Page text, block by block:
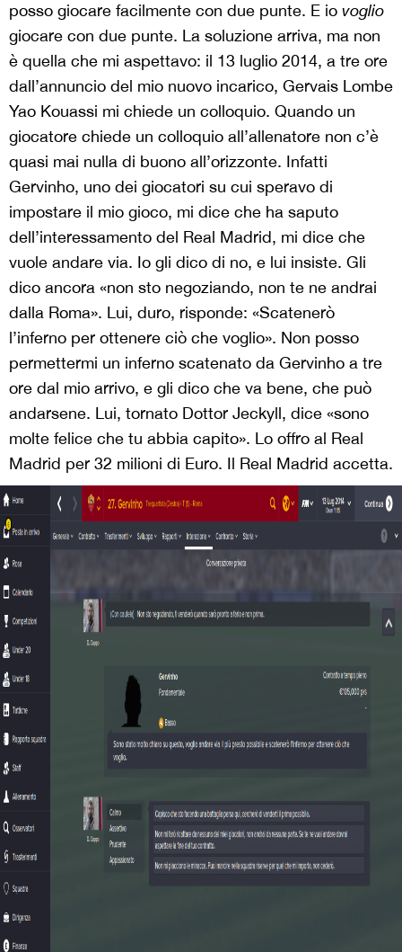
posso giocare facilmente con due punte. E io voglio
giocare con due punte. La soluzione arriva, ma non
è quella che mi aspettavo: il 13 luglio 2014, a tre ore
dall’annuncio del mio nuovo incarico, Gervais Lombe
Yao Kouassi mi chiede un colloquio. Quando un
giocatore chiede un colloquio all’allenatore non c’è
quasi mai nulla di buono all’orizzonte. Infatti
Gervinho, uno dei giocatori su cui speravo di
impostare il mio gioco, mi dice che ha saputo
dell’interessamento del Real Madrid, mi dice che
vuole andare via. Io gli dico di no, e lui insiste. Gli
dico ancora «non sto negoziando, non te ne andrai
dalla Roma». Lui, duro, risponde: «Scatenerò
l’inferno per ottenere ciò che voglio». Non posso
permettermi un inferno scatenato da Gervinho a tre
ore dal mio arrivo, e gli dico che va bene, che può
andarsene. Lui, tornato Dottor Jeckyll, dice «sono
molte felice che tu abbia capito». Lo offro al Real
Madrid per 32 milioni di Euro. Il Real Madrid accetta.